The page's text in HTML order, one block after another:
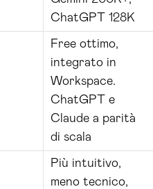
ChatGPT 128K
Free ottimo,
integrato in
Workspace.
ChatGPT e
Claude a parità
di scala
Più intuitivo,
meno tecnico,